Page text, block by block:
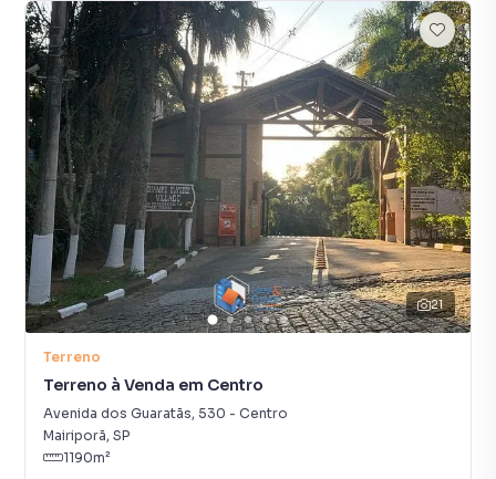
21
Terreno
Terreno à Venda em Centro
Avenida dos Guaratãs, 530 - Centro
Mairiporã, SP
1190m²